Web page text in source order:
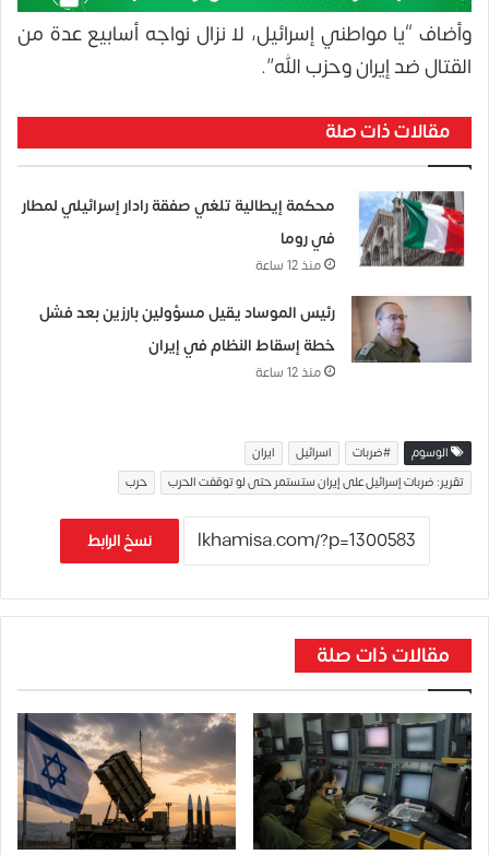
وأضاف “يا مواطني إسرائيل، لا نزال نواجه أسابيع عدة من
القتال ضد إيران وحزب الله”.
مقالات ذات صلة
محكمة إيطالية تلغي صفقة رادار إسرائيلي لمطار
في روما
منذ 12 ساعة
رئيس الموساد يقيل مسؤولين بارزين بعد فشل
خطة إسقاط النظام في إيران
منذ 12 ساعة
الوسوم #ضربات اسرائيل
ايران
تقرير: ضربات إسرائيل على إيران ستستمر حتى لو توقفت الحرب
حرب
نسخ الرابط
مقالات ذات صلة